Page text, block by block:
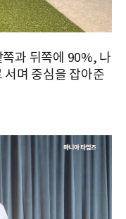
과 뒤쪽에 90%, 나
며 중심을 잡아준